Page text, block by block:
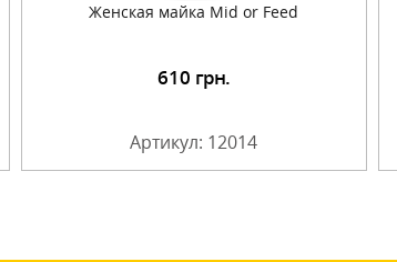
Женская майка Mid or Feed
610 грн.
Артикул: 12014
Подробнее